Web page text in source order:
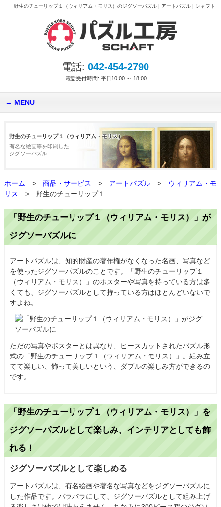
野生のチューリップ１（ウィリアム・モリス）のジグソーパズル | アートパズル | シャフト
電話: 042-454-2790
電話受付時間: 平日10:00 ～ 18:00
MENU
野生のチューリップ１（ウィリアム・モリス）
有名な絵画等を印刷した
ジグソーパズル
ホーム > 商品・サービス > アートパズル >
ウィリアム・モ
リス
> 野生のチューリップ１
「野生のチューリップ１（ウィリアム・モリス）」が
ジグソーパズルに
アートパズルは、知的財産の著作権がなくなった名画、写真など
を使ったジグソーパズルのことです。「野生のチューリップ１
（ウィリアム・モリス）」のポスターや写真を持っている方は多
くても、ジグソーパズルとして持っている方はほとんどいないで
すよね。
ただの写真やポスターとは異なり、ピースカットされたパズル形
式の「野生のチューリップ１（ウィリアム・モリス）」。組み立
てて楽しい、飾って美しいという、ダブルの楽しみ方ができるの
です。
「野生のチューリップ１（ウィリアム・モリス）」を
ジグソーパズルとして楽しみ、インテリアとしても飾
れる！
ジグソーパズルとして楽しめる
アートパズルは、有名絵画や著名な写真などをジグソーパズルに
した作品です。バラバラにして、ジグソーパズルとして組み上げ